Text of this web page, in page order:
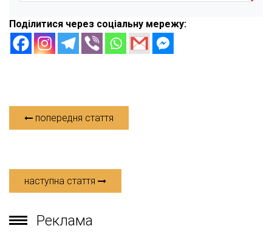
Поділитися через соціальну мережу:
попередня стаття
наступна стаття
Реклама